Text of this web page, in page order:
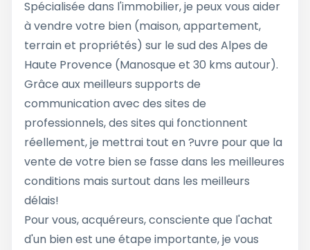
Spécialisée dans l'immobilier, je peux vous aider
à vendre votre bien (maison, appartement,
terrain et propriétés) sur le sud des Alpes de
Haute Provence (Manosque et 30 kms autour).
Grâce aux meilleurs supports de
communication avec des sites de
professionnels, des sites qui fonctionnent
réellement, je mettrai tout en ?uvre pour que la
vente de votre bien se fasse dans les meilleures
conditions mais surtout dans les meilleurs
délais!
Pour vous, acquéreurs, consciente que l'achat
d'un bien est une étape importante, je vous